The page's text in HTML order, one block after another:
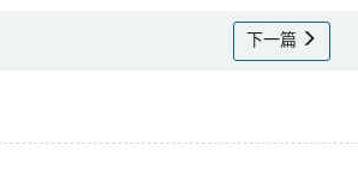
下一篇